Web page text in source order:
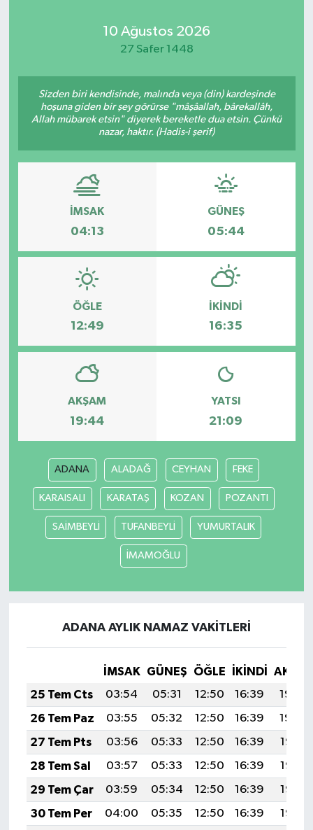
10 Ağustos 2026
27 Safer 1448
Sizden biri kendisinde, malında veya (din) kardeşinde
hoşuna giden bir şey görürse "mâşâallah, bârekallâh,
Allah mübarek etsin" diyerek bereketle dua etsin. Çünkü
nazar, haktır. (Hadis-i şerif)
İMSAK
04:13
GÜNEŞ
05:44
ÖĞLE
12:49
İKINDI
16:35
AKŞAM
19:44
YATSI
21:09
ADANA ALADAĞ CEYHAN FEKE
KARAISALI KARATAŞ KOZAN POZANTI
SAİMBEYLİ TUFANBEYLİ YUMURTALIK
İMAMOĞLU
ADANA AYLIK NAMAZ VAKITLERI
İMSAK GÜNEŞ ÖĞLE İKINDI
25 Tem Cts
03:54 05:31 12:50 16:39
19:59
26 Tem Paz
03:55 05:32 12:50 16:39
19:59
27 Tem Pts
03:56 05:33 12:50 16:39
19:58
28 Tem Sal
03:57 05:33 12:50 16:39
19:57
29 Tem Çar
03:59 05:34 12:50 16:39
19:56
30 Tem Per
04:00 05:35 12:50 16:39
19:55
Yaşam